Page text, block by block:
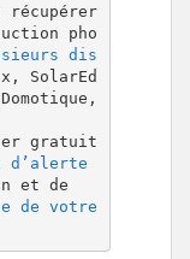
récupérer
pho
dis
SolarEd
gratuit
d’alerte
de votre